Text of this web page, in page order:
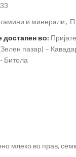
и минерали,
достапен во:
пазар) –
Битола
млеко во прав,